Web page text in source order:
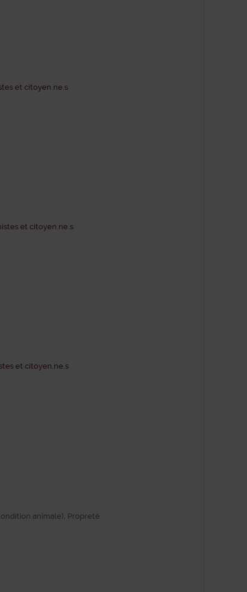
et citoyen.ne.s
et citoyen.ne.s
et citoyen.ne.s
animale), Propreté